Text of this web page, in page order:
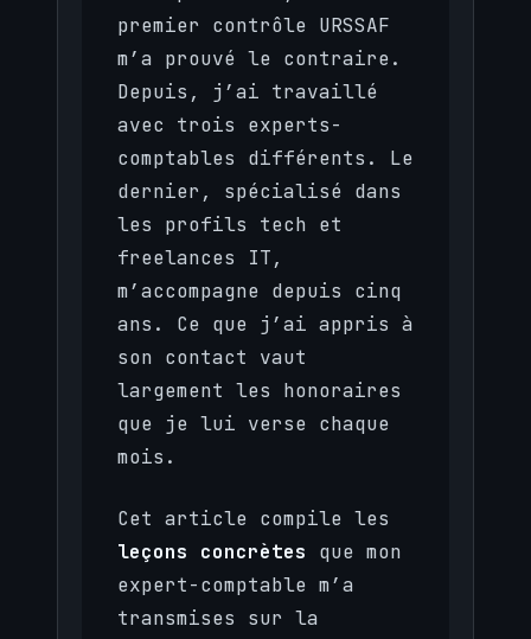
premier contrôle URSSAF
m’a prouvé le contraire.
Depuis, j’ai travaillé
avec trois experts-
comptables différents. Le
dernier, spécialisé dans
les profils tech et
freelances IT,
m’accompagne depuis cinq
ans. Ce que j’ai appris à
son contact vaut
largement les honoraires
que je lui verse chaque
mois.
Cet article compile les
leçons concrètes que mon
expert-comptable m’a
transmises sur la